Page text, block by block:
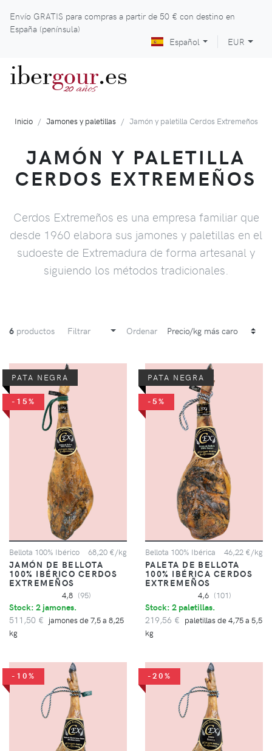
Envío GRATIS para compras a partir de 50 € con destino en
España (península)
Español
EUR
ibergour
20 años .es
Inicio Jamones y paletillas Jamón y paletilla Cerdos Extremeños
JAMÓN Y PALETILLA
CERDOS EXTREMEÑOS
Cerdos Extremeños es una empresa familiar que
desde 1960 elabora sus jamones y paletillas en el
sudoeste de Extremadura de forma artesanal y
siguiendo los métodos tradicionales.
6 productos Filtrar Ordenar
PATA NEGRA
-15%
Bellota 100% Ibérico 68,20 €/kg
JAMÓN DE BELLOTA
100% IBÉRICO CERDOS
EXTREMEÑOS
4,8 (95)
Stock: 2 jamones.
511,50 € jamones de 7,5 a 8,25
kg
PATA NEGRA
-5%
Bellota 100% Ibérica 46,22 €/kg
PALETA DE BELLOTA
100% IBÉRICA CERDOS
EXTREMEÑOS
4,6 (101)
Stock: 2 paletillas.
219,56 € paletillas de 4,75 a 5,5
kg
-10% -20%